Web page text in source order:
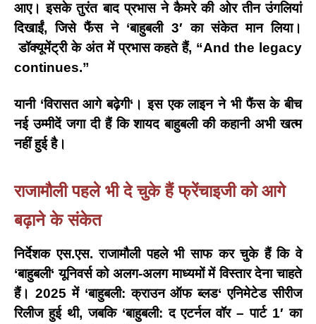
आए। इसके तुरंत बादप्रभास ने कैमरे की ओर तीन उंगलियां
दिखाईं, जिसे फैंस ने ‘बाहुबली 3′ का संकेत मान लिया।
डॉक्यूमेंट्री के अंत में प्रभास कहते हैं, “And the legacy
continues.”
यानी ‘विरासत आगे बढ़ेगी‘ । इस एक लाइन ने भी फैंस के बीच
नई उम्मीदें जगा दी हैं कि शायद बाहुबली की कहानी अभी खत्म
नहीं हुई है।
राजामौली पहले भी दे चुके हैं फ्रेंचाइजी को आगे
बढ़ाने के संकेत
निर्देशक एस.एस. राजामौली पहले भी साफ कर चुके हैं कि वे
‘बाहुबली‘यूनिवर्सको अलग-अलग माध्यमों में विस्तार देना चाहते
हैं। 2025 में ‘बाहुबली: क्राउन ऑफ ब्लड‘ एनिमेटेड सीरीज
रिलीज हुई थी, जबकि ‘बाहुबली: द एटर्नल वॉर – पार्ट 1′ का